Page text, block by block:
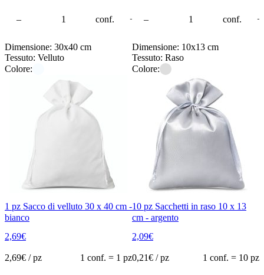
– conf. + – conf. +
Dimensione: 30x40 cm
Tessuto: Velluto
Colore:
1 pz Sacco di velluto 30 x 40 cm -
bianco
2,69€
2,69€ / pz 1 conf. = 1 pz
Dimensione: 10x13 cm
Tessuto: Raso
Colore:
10 pz Sacchetti in raso 10 x 13
cm - argento
2,09€
0,21€ / pz 1 conf. = 10 pz